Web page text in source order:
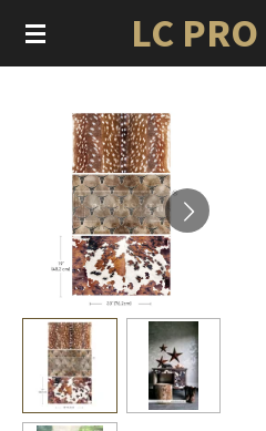
Ga
direct
hoofdinhoud
LC PRO